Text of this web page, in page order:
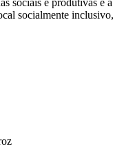
sociais e produtivas e a
socialmente inclusivo,